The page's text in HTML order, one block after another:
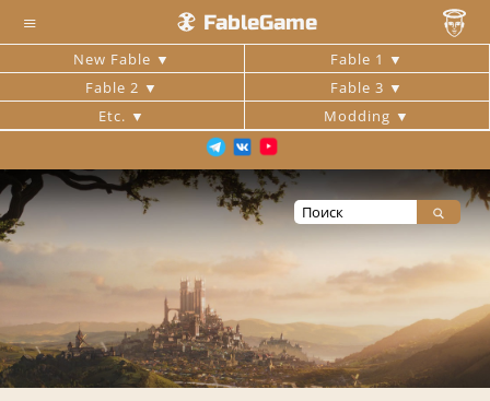
≡ FableGame
New Fable
Fable 1
Fable 2
Fable 3
Etc.
Modding